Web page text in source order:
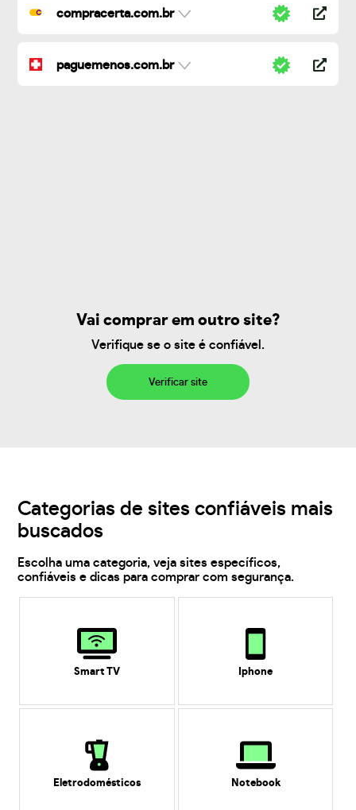
compracerta.com.br
paguemenos.com.br
Vai comprar em outro site?
Verifique se o site é confiável.
Verificar site
Categorias de sites confiáveis mais
buscados
Escolha uma categoria, veja sites específicos,
confiáveis e dicas para comprar com segurança.
Smart TV Iphone
Eletrodomésticos Notebook